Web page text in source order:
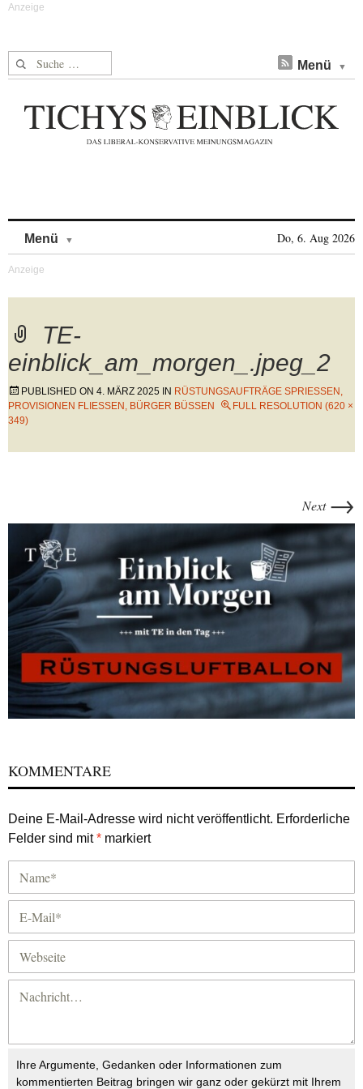
Suche nach: Menü
Menü Do, 6. Aug 2026
TE-
einblick_am_morgen_.jpeg_2
PUBLISHED ON 4. MÄRZ 2025 IN RÜSTUNGSAUFTRÄGE SPRIESSEN, P
ROVISIONEN FLIESSEN, BÜRGER BÜSSEN
FULL RESOLUTION (620 ×
349)
Next →
KOMMENTARE
Deine E-Mail-Adresse wird nicht veröffentlicht. Erforderliche
Felder sind mit* markiert
Ihre Argumente, Gedanken oder Informationen zum
kommentierten Beitrag bringen wir ganz oder gekürzt mit Ihrem